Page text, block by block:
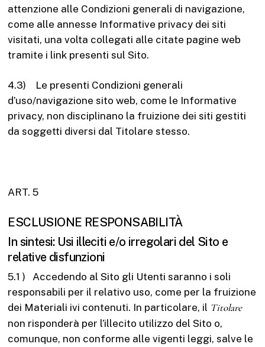
attenzione alle Condizioni generali di navigazione,
come alle annesse Informative privacy dei siti
visitati, una volta collegati alle citate pagine web
tramite i link presenti sul Sito.
4.3) Le presenti Condizioni generali
d’uso/navigazione sito web, come le Informative
privacy, non disciplinano la fruizione dei siti gestiti
da soggetti diversi dal Titolare stesso.
ART. 5
ESCLUSIONE RESPONSABILITÀ
In sintesi: Usi illeciti e/o irregolari del Sito e
relative disfunzioni
5.1 ) Accedendo al Sito gli Utenti saranno i soli
responsabili per il relativo uso, come per la fruizione
dei Materiali ivi contenuti. In particolare, il Titolare
non risponderà per l’illecito utilizzo del Sito o,
comunque, non conforme alle vigenti leggi, salve le